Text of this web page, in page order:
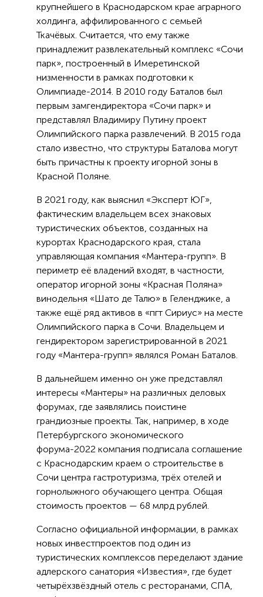
крупнейшего в Краснодарском крае аграрного
холдинга, аффилированного с семьей
Ткачёвых. Считается, что ему также
принадлежит развлекательный комплекс «Сочи
парк», построенный в Имеретинской
низменности в рамках подготовки к
Олимпиаде-2014. В 2010 году Баталов был
первым замгендиректора «Сочи парк» и
представлял Владимиру Путину проект
Олимпийского парка развлечений. В 2015 года
стало известно, что структуры Баталова могут
быть причастны к проекту игорной зоны в
Красной Поляне.
В 2021 году, как выяснил «Эксперт ЮГ»,
фактическим владельцем всех знаковых
туристических объектов, созданных на
курортах Краснодарского края, стала
управляющая компания «Мантера-групп». В
периметр её владений входят, в частности,
оператор игорной зоны «Красная Поляна»
винодельня «Шато де Талю» в Геленджике, а
также ещё ряд активов в «пгт Сириус» на месте
Олимпийского парка в Сочи. Владельцем и
гендиректором зарегистрированной в 2021
году «Мантера-групп» являлся Роман Баталов.
В дальнейшем именно он уже представлял
интересы «Мантеры» на различных деловых
форумах, где заявлялись поистине
грандиозные проекты. Так, например, в ходе
Петербургского экономического
форума-2022 компания подписала соглашение
с Краснодарским краем о строительстве в
Сочи центра гастротуризма, трёх отелей и
горнолыжного обучающего центра. Общая
стоимость проектов — 68 млрд рублей.
Согласно официальной информации, в рамках
новых инвестпроектов под один из
туристических комплексов переделают здание
адлерского санатория «Известия», где будет
четырёхзвёздный отель с ресторанами, СПА,